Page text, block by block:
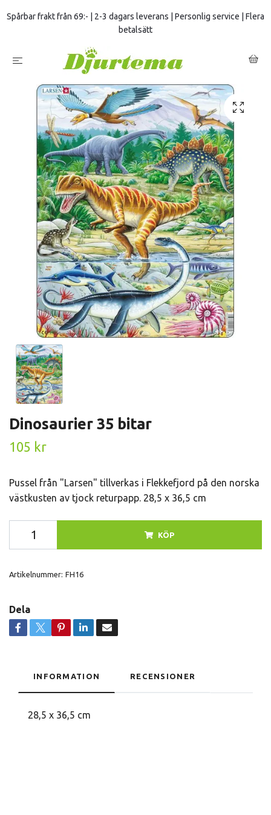
Spårbar frakt från 69:- | 2-3 dagars leverans | Personlig service | Flera
betalsätt
Dinosaurier 35 bitar
105 kr
Pussel från "Larsen" tillverkas i Flekkefjord på den norska
västkusten av tjock returpapp. 28,5 x 36,5 cm
KÖP
Artikelnummer: FH16
Dela
INFORMATION RECENSIONER
28,5 x 36,5 cm